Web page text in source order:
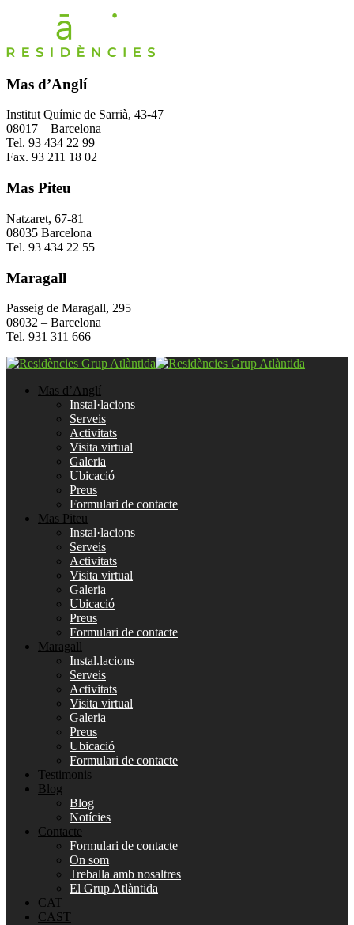
Mas d’Anglí
Institut Químic de Sarrià, 43-47
08017 – Barcelona
Tel. 93 434 22 99
Fax. 93 211 18 02
Mas Piteu
Natzaret, 67-81
08035 Barcelona
Tel. 93 434 22 55
Maragall
Passeig de Maragall, 295
08032 – Barcelona
Tel. 931 311 666
Mas d’Anglí
Instal·lacions
Serveis
Activitats
Visita virtual
Galeria
Ubicació
Preus
Formulari de contacte
Mas Piteu
Instal·lacions
Serveis
Activitats
Visita virtual
Galeria
Ubicació
Preus
Formulari de contacte
Maragall
Instal.lacions
Serveis
Activitats
Visita virtual
Galeria
Preus
Ubicació
Formulari de contacte
Testimonis
Blog
Blog
Notícies
Contacte
Formulari de contacte
On som
Treballa amb nosaltres
El Grup Atlàntida
CAT
CAST